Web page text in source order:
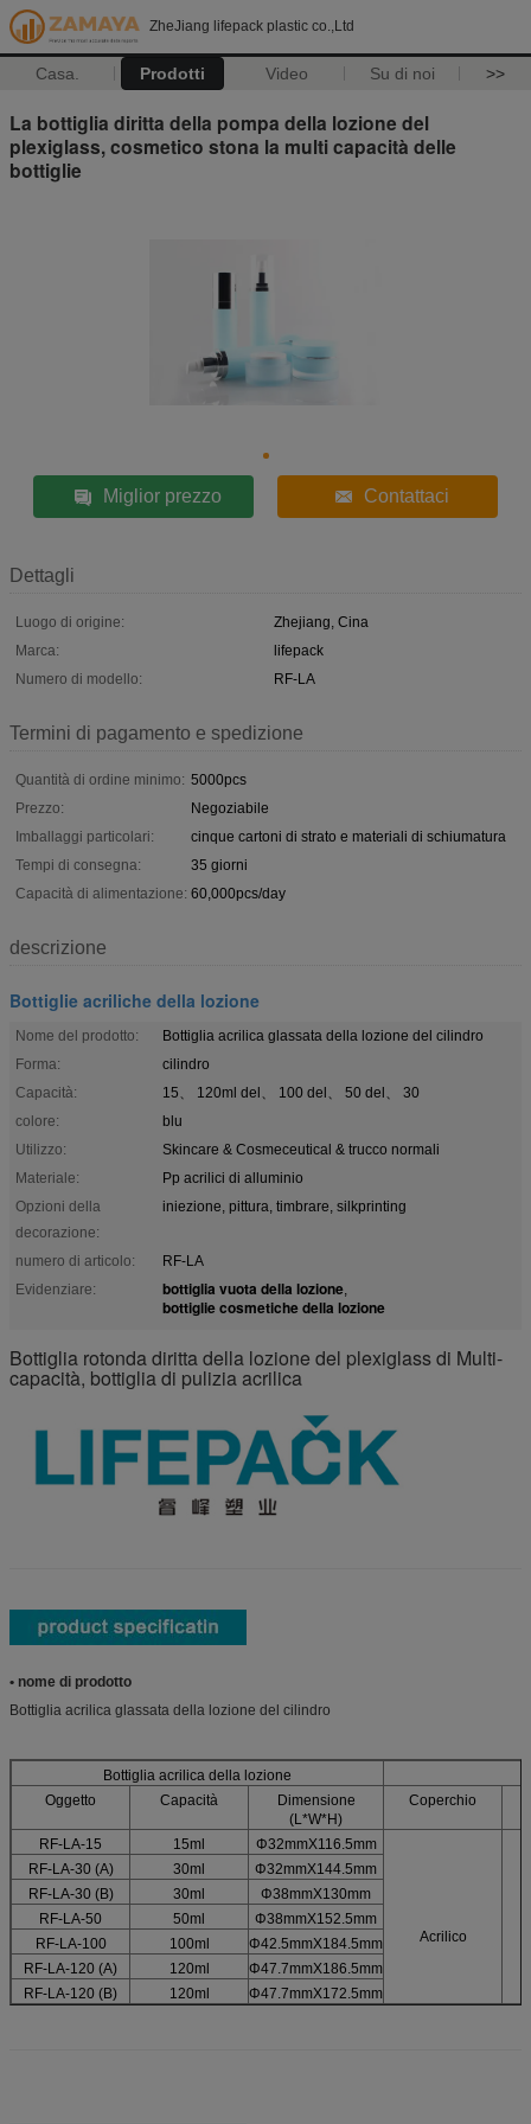
ZheJiang lifepack plastic co.,Ltd
Casa. Prodotti Video Su di noi >>
La bottiglia diritta della pompa della lozione del
plexiglass, cosmetico stona la multi capacità delle
bottiglie
Miglior prezzo Contattaci
Dettagli
Luogo di origine:
Zhejiang, Cina
Marca:
lifepack
Numero di modello:
RF-LA
Termini di pagamento e spedizione
Quantità di ordine minimo: 5000pcs
Prezzo:
Negoziabile
Imballaggi particolari:
cinque cartoni di strato e materiali di schiumatura
Tempi di consegna:
35 giorni
Capacità di alimentazione: 60,000pcs/day
descrizione
Bottiglie acriliche della lozione
Nome del prodotto:
Bottiglia acrilica glassata della lozione del cilindro
Forma:
cilindro
Capacità:
15、 120ml del、 100 del、 50 del、 30
colore:
blu
Utilizzo:
Skincare & Cosmeceutical & trucco normali
Materiale:
Pp acrilici di alluminio
Opzioni della
decorazione:
iniezione, pittura, timbrare, silkprinting
numero di articolo:
RF-LA
Evidenziare:
bottiglia vuota della lozione,
bottiglie cosmetiche della lozione
Bottiglia rotonda diritta della lozione del plexiglass di Multi-
capacità, bottiglia di pulizia acrilica
• nome di prodotto
Bottiglia acrilica glassata della lozione del cilindro
Bottiglia acrilica della lozione
Oggetto
Capacità
Dimensione
(L*W*H)
Coperchio
RF-LA-15 15ml Φ32mmX116.5mm
Acrilico
RF-LA-30 (A) 30ml
Φ32mmX144.5mm
RF-LA-30 (B)
30ml
Φ38mmX130mm
RF-LA-50
50ml
Φ38mmX152.5mm
RF-LA-100
100ml
Φ42.5mmX184.5mm
RF-LA-120 (A)
120ml
Φ47.7mmX186.5mm
RF-LA-120 (B)
120ml Φ47.7mmX172.5mm